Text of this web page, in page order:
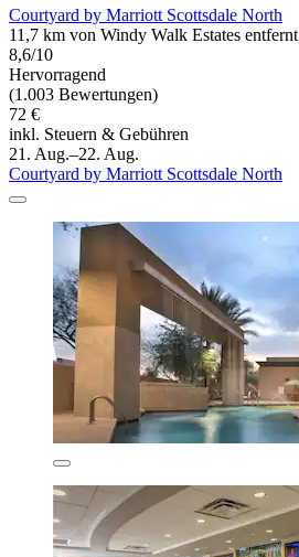
Courtyard by Marriott Scottsdale North
11,7 km von Windy Walk Estates entfernt
8,6/10
Hervorragend
(1.003 Bewertungen)
72 €
inkl. Steuern & Gebühren
21. Aug.–22. Aug.
Courtyard by Marriott Scottsdale North